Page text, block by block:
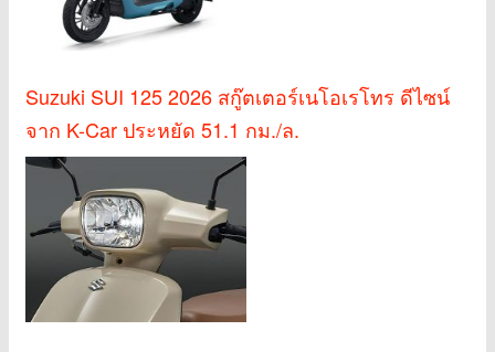
Suzuki SUI 125 2026 สกู๊ตเตอร์เนโอเรโทร ดีไซน์
จาก K-Car ประหยัด 51.1 กม./ล.